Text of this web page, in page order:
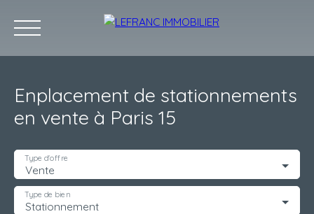
Enplacement de stationnements
en vente à Paris 15
Vente
Type d'offre
Stationnement
Type de bien